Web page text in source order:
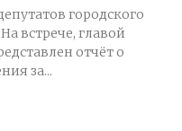
городского
встрече, главой
отчёт о
за...